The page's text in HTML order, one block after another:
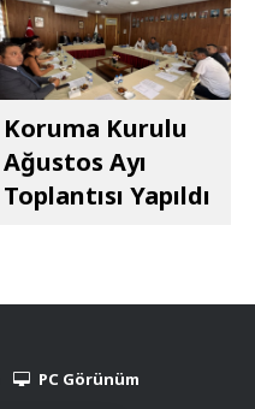
Koruma Kurulu
Ağustos Ayı
Toplantısı Yapıldı
PC Görünüm